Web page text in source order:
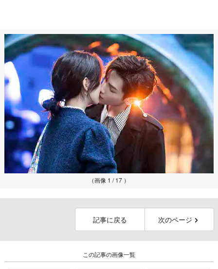
（画像 1 / 17 ）
記事に戻る 次のページ
この記事の画像一覧